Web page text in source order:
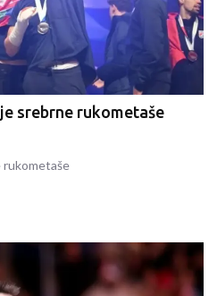
srebrne rukometaše
rukometaše